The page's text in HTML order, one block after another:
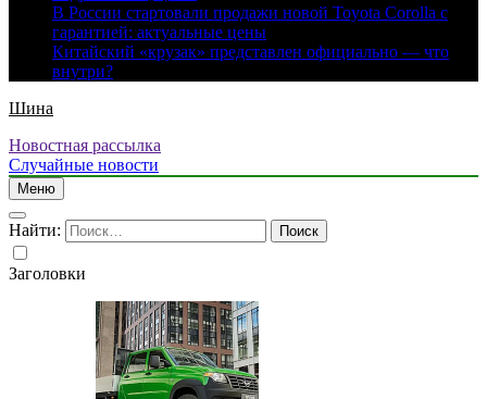
В России стартовали продажи новой Toyota Corolla с
гарантией: актуальные цены
Китайский «крузак» представлен официально — что
внутри?
Шина
Новостная рассылка
Случайные новости
Меню
Найти:
Заголовки